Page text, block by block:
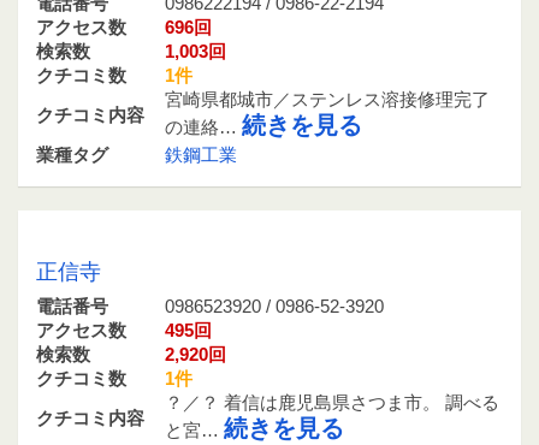
アクセス数
696回
検索数
1,003回
クチコミ数
1件
クチコミ内容
宮崎県都城市／ステンレス溶接修理完了
の連絡… 続きを見る
業種タグ 鉄鋼工業
正信寺
電話番号
0986523920 / 0986-52-3920
アクセス数
495回
検索数
2,920回
クチコミ数
1件
クチコミ内容
？／？ 着信は鹿児島県さつま市。 調べる
と宮… 続きを見る